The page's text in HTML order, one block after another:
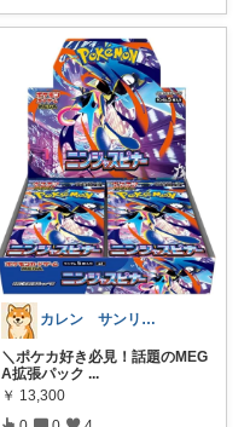
カレン サンリオとディズニーが大好き
＼ポケカ好き必見！話題のMEG
A拡張パック ...
￥ 13,300